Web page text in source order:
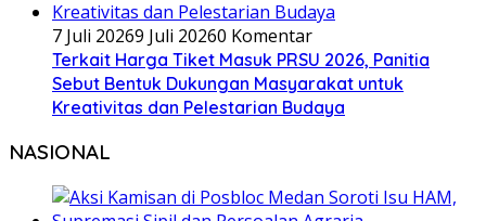
7 Juli 20269 Juli 20260 Komentar
Terkait Harga Tiket Masuk PRSU 2026, Panitia
Sebut Bentuk Dukungan Masyarakat untuk
Kreativitas dan Pelestarian Budaya
NASIONAL